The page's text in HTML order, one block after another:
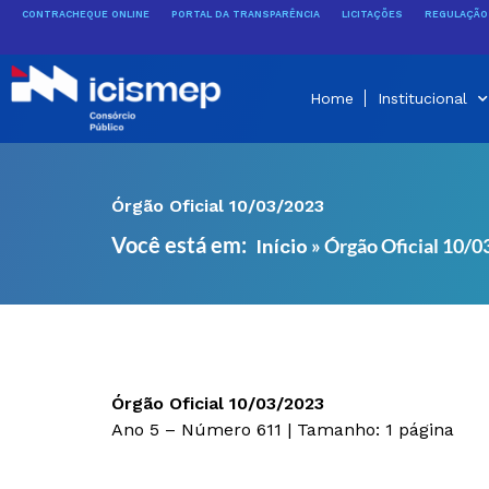
conteúdo
CONTRACHEQUE ONLINE PORTAL DA TRANSPARÊNCIA LICITAÇÕES
Home Institucional
Órgão Oficial 10/03/2023
Você está em: Início »Órgão Oficial 10/
Órgão Oficial 10/03/2023
Ano 5 – Número 611 | Tamanho: 1 página